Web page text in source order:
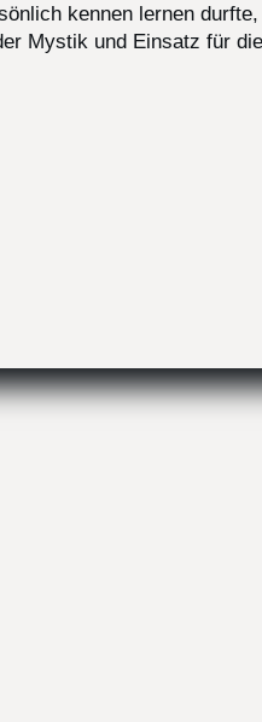
kennen lernen
Mystik und Einsatz für die